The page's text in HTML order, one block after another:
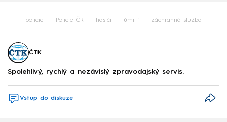
policie Policie ČR hasiči úmrtí záchranná služba
ČTK
Spolehlivý, rychlý a nezávislý zpravodajský servis.
Vstup do diskuze